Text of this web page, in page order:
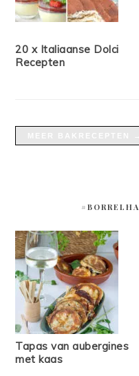
20 x Italiaanse Dolci
Recepten
Tapas van aubergines
met kaas